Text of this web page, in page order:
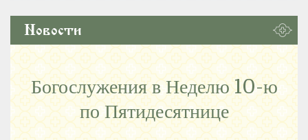
Новости
Богослужения в Неделю 10-ю
по Пятидесятнице